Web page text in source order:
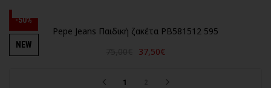
-50%
NEW
Pepe Jeans Παιδική ζακέτα PB581512 595
37,50€
1